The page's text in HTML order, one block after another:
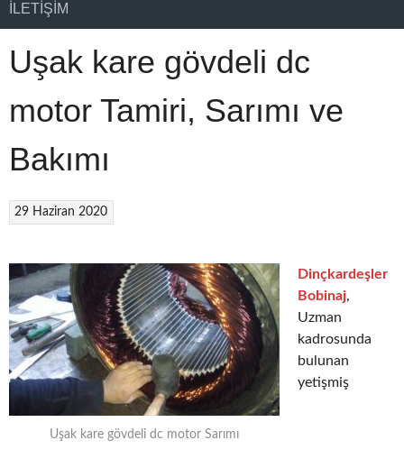
İLETIŞIM
Uşak kare gövdeli dc
motor Tamiri, Sarımı ve
Bakımı
29 Haziran 2020
Uşak kare gövdeli dc motor Sarımı
Dinçkardeşler
Bobinaj,
Uzman
kadrosunda
bulunan
yetişmiş